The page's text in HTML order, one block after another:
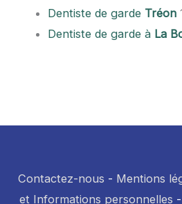
Dentiste de garde Tréon
Dentiste de garde à La
Contactez-nous - Mentions
et Informations personnelles -